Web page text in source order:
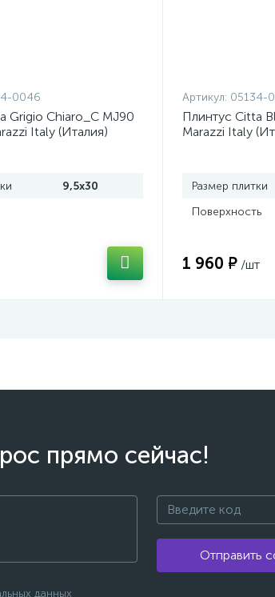
0046
Grigio Chiaro_C MJ90
Italy (Италия)
9,5x30
Артикул: 05134-
Плинтус Citta
Marazzi Italy
Размер плитки
Поверхность
1 960 ₽ /шт
прямо сейчас!
Отправить
данных